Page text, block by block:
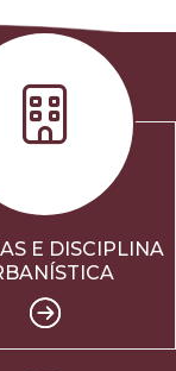
E DISCIPLINA